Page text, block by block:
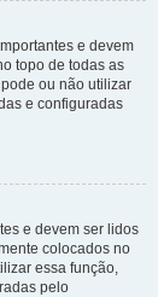
e devem
topo de todas as
ou não utilizar
e configuradas
e devem ser lidos
colocados no
essa função,
pelo